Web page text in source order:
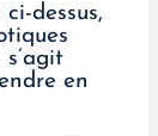
dessus,
en